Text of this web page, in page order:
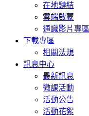
在地鏈結
雲端啟蒙
通識影片專區
下載專區
相關法規
訊息中心
最新訊息
微課活動
活動公告
活動花絮